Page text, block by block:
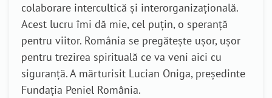
colaborare intercultică și interorganizațională.
Acest lucru îmi dă mie, cel puțin, o speranță
pentru viitor. România se pregătește ușor, ușor
pentru trezirea spirituală ce va veni aici cu
siguranță. A mărturisit Lucian Oniga, președinte
Fundația Peniel România.